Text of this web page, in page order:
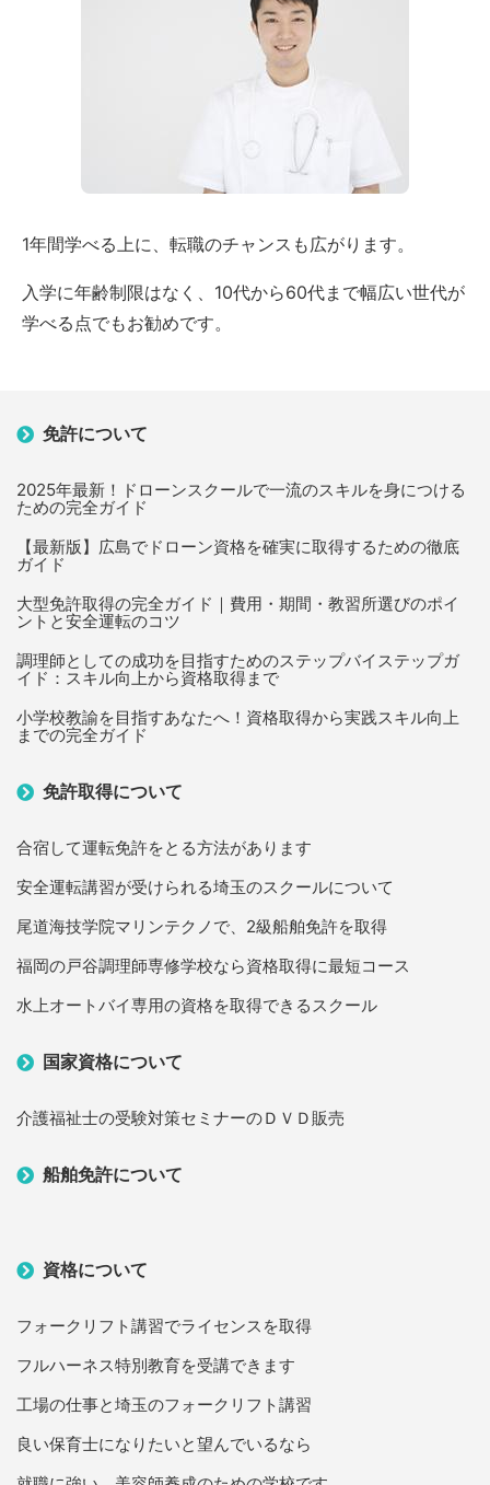
1年間学べる上に、転職のチャンスも広がります。
入学に年齢制限はなく、10代から60代まで幅広い世代が
学べる点でもお勧めです。
免許について
2025年最新！ドローンスクールで一流のスキルを身につける
ための完全ガイド
【最新版】広島でドローン資格を確実に取得するための徹底
ガイド
大型免許取得の完全ガイド｜費用・期間・教習所選びのポイ
ントと安全運転のコツ
調理師としての成功を目指すためのステップバイステップガ
イド：スキル向上から資格取得まで
小学校教諭を目指すあなたへ！資格取得から実践スキル向上
までの完全ガイド
免許取得について
合宿して運転免許をとる方法があります
安全運転講習が受けられる埼玉のスクールについて
尾道海技学院マリンテクノで、2級船舶免許を取得
福岡の戸谷調理師専修学校なら資格取得に最短コース
水上オートバイ専用の資格を取得できるスクール
国家資格について
介護福祉士の受験対策セミナーのＤＶＤ販売
船舶免許について
資格について
フォークリフト講習でライセンスを取得
フルハーネス特別教育を受講できます
工場の仕事と埼玉のフォークリフト講習
良い保育士になりたいと望んでいるなら